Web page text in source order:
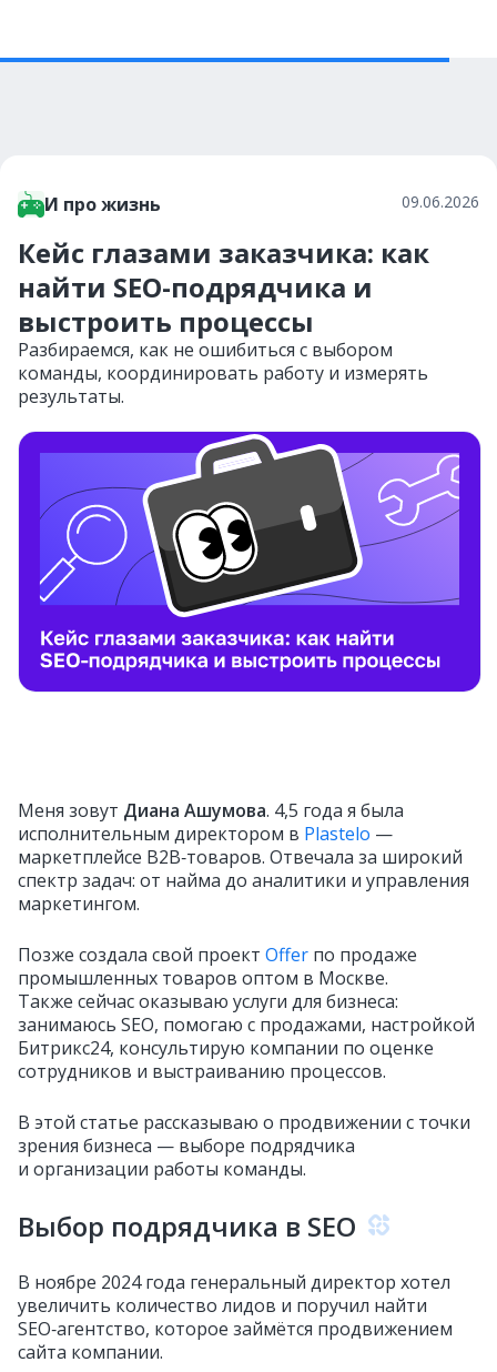
И про жизнь 09.06.2026
Кейс глазами заказчика: как
найти SEO-подрядчика и
выстроить процессы
Разбираемся, как не ошибиться с выбором
команды, координировать работу и измерять
результаты.
Меня зовут Диана Ашумова. 4,5 года я была
исполнительным директором в Plastelo —
маркетплейсе B2B‑товаров. Отвечала за широкий
спектр задач: от найма до аналитики и управления
маркетингом.
Позже создала свой проект Offer по продаже
промышленных товаров оптом в Москве.
Также сейчас оказываю услуги для бизнеса:
занимаюсь SEO, помогаю с продажами, настройкой
Битрикс24, консультирую компании по оценке
сотрудников и выстраиванию процессов.
В этой статье рассказываю о продвижении с точки
зрения бизнеса — выборе подрядчика
и организации работы команды.
Выбор подрядчика в SEO
В ноябре 2024 года генеральный директор хотел
увеличить количество лидов и поручил найти
SEO‑агентство, которое займётся продвижением
сайта компании.